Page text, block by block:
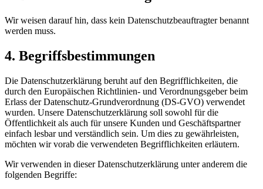
Wir weisen darauf hin, dass kein Datenschutzbeauftragter benannt
werden muss.
4. Begriffsbestimmungen
Die Datenschutzerklärung beruht auf den Begrifflichkeiten, die
durch den Europäischen Richtlinien- und Verordnungsgeber beim
Erlass der Datenschutz-Grundverordnung (DS-GVO) verwendet
wurden. Unsere Datenschutzerklärung soll sowohl für die
Öffentlichkeit als auch für unsere Kunden und Geschäftspartner
einfach lesbar und verständlich sein. Um dies zu gewährleisten,
möchten wir vorab die verwendeten Begrifflichkeiten erläutern.
Wir verwenden in dieser Datenschutzerklärung unter anderem die
folgenden Begriffe: